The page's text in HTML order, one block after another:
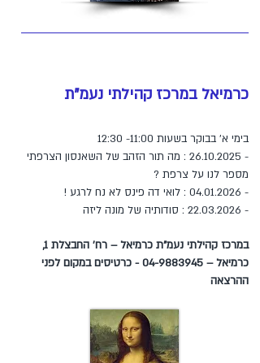
כרמיאל במרכז קהילתי נעמ"ת
בימי א' בבוקר בשעות 11:00- 12:30
-
26.10.2025 : מה תור הזהב של השאנסון הצרפתי
מספר לנו על צרפת ?
-
04.01.2026 : לואי דה פינס לא נח לרגע !
-
22.03.2026 : סודותיה של מונה ליזה
במרכז קהילתי נעמ"ת כרמיאל – רח' החבצלת 1,
כרמיאל – 04-9883945- כרטיסים במקום לפני
ההרצאה